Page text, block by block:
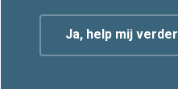
Ja, help mij verder